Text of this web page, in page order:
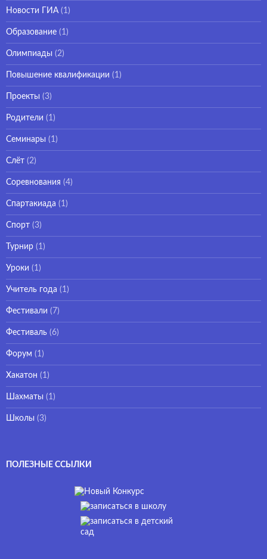
Новости ГИА(1)
Образование (1)
Олимпиады (2)
Повышение квалификации (1)
Проекты (3)
Родители (1)
Семинары (1)
Слёт (2)
Соревнования (4)
Спартакиада (1)
Спорт (3)
Турнир (1)
Уроки (1)
Учитель года (1)
Фестивали (7)
Фестиваль (6)
Форум (1)
Хакатон (1)
Шахматы (1)
Школы (3)
ПОЛЕЗНЫЕ ССЫЛКИ